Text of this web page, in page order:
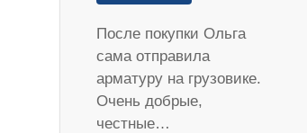
После покупки Ольга
сама отправила
арматуру на грузовике.
Очень добрые,
честные…